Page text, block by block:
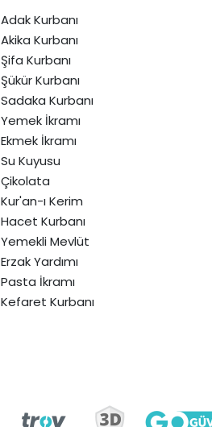
Adak Kurbanı
Akika Kurbanı
Şifa Kurbanı
Şükür Kurbanı
Sadaka Kurbanı
Yemek İkramı
Ekmek İkramı
Su Kuyusu
Çikolata
Kur'an-ı Kerim
Hacet Kurbanı
Yemekli Mevlüt
Erzak Yardımı
Pasta İkramı
Kefaret Kurbanı